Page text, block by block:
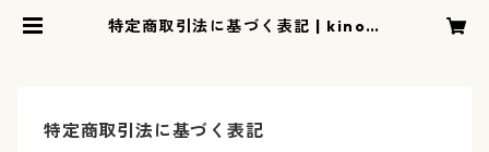
特定商取引法に基づく表記 | kinoir
特定商取引法に基づく表記